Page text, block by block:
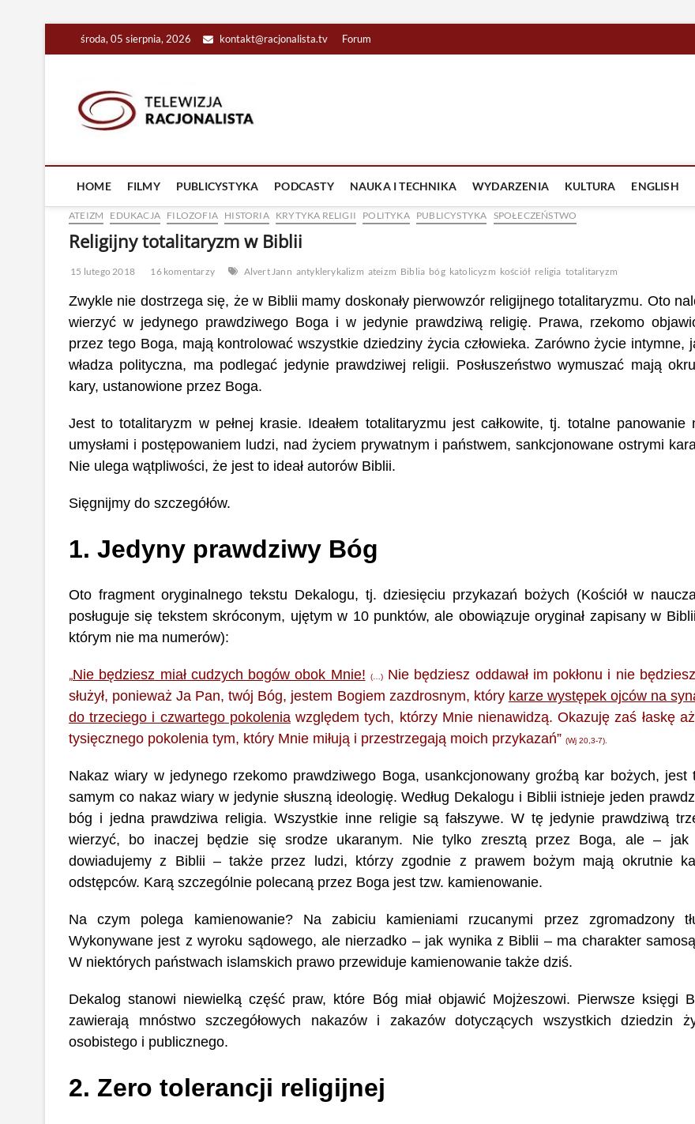
środa, 05 sierpnia, 2026 kontakt@racjonalista.tv Forum
HOME FILMY PUBLICYSTYKA PODCASTY NAUKA I TECHNIKA WYDARZENIA KULTURA ENGLISH
ATEIZM EDUKACJA FILOZOFIA HISTORIA KRYTYKA RELIGII POLITYKA PUBLICYSTYKA SPOŁECZEŃSTWO
Religijny totalitaryzm w Biblii
15 lutego 2018 16 komentarzy Alvert Jann antyklerykalizm ateizm Biblia bóg katolicyzm kościół religia totalitaryzm
Zwykle nie dostrzega się, że w Biblii mamy doskonały pierwowzór religijnego totalitaryzmu. Oto
wierzyć w jedynego prawdziwego Boga i w jedynie prawdziwą religię. Prawa, rzekomo
przez tego Boga, mają kontrolować wszystkie dziedziny życia człowieka. Zarówno życie intymne,
władza polityczna, ma podlegać jedynie prawdziwej religii. Posłuszeństwo wymuszać mają
kary, ustanowione przez Boga.
Jest to totalitaryzm w pełnej krasie. Ideałem totalitaryzmu jest całkowite, tj. totalne panowanie
umysłami i postępowaniem ludzi, nad życiem prywatnym i państwem, sankcjonowane ostrymi
Nie ulega wątpliwości, że jest to ideał autorów Biblii.
Sięgnijmy do szczegółów.
1. Jedyny prawdziwy Bóg
Oto fragment oryginalnego tekstu Dekalogu, tj. dziesięciu przykazań bożych (Kościół w
posługuje się tekstem skróconym, ujętym w 10 punktów, ale obowiązuje oryginał zapisany w
którym nie ma numerów):
„Nie będziesz miał cudzych bogów obok Mnie! (…)Nie będziesz oddawał im pokłonu i nie
służył, ponieważ Ja Pan, twój Bóg, jestem Bogiem zazdrosnym, który karze występek ojców na
do trzeciego i czwartego pokoleniawzględem tych, którzy Mnie nienawidzą. Okazuję zaś łaskę
tysięcznego pokolenia tym, który Mnie miłują i przestrzegają moich przykazań” (Wj 20,3-7).
Nakaz wiary w jedynego rzekomo prawdziwego Boga, usankcjonowany groźbą kar bożych, jest
samym co nakaz wiary w jedynie słuszną ideologię. Według Dekalogu i Biblii istnieje jeden
bóg i jedna prawdziwa religia. Wszystkie inne religie są fałszywe. W tę jedynie prawdziwą
wierzyć, bo inaczej będzie się srodze ukaranym. Nie tylko zresztą przez Boga, ale – jak
dowiadujemy z Biblii – także przez ludzi, którzy zgodnie z prawem bożym mają okrutnie
odstępców. Karą szczególnie polecaną przez Boga jest tzw. kamienowanie.
Na czym polega kamienowanie? Na zabiciu kamieniami rzucanymi przez zgromadzony
Wykonywane jest z wyroku sądowego, ale nierzadko – jak wynika z Biblii – ma charakter
W niektórych państwach islamskich prawo przewiduje kamienowanie także dziś.
Dekalog stanowi niewielką część praw, które Bóg miał objawić Mojżeszowi. Pierwsze księgi
zawierają mnóstwo szczegółowych nakazów i zakazów dotyczących wszystkich dziedzin
osobistego i publicznego.
2. Zero tolerancji religijnej